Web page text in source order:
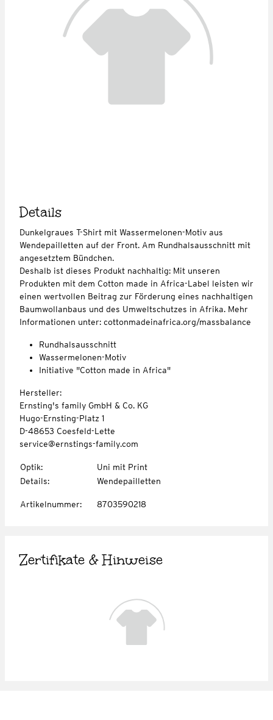
Details
Dunkelgraues T-Shirt mit Wassermelonen-Motiv aus
Wendepailletten auf der Front. Am Rundhalsausschnitt mit
angesetztem Bündchen.
Deshalb ist dieses Produkt nachhaltig: Mit unseren
Produkten mit dem Cotton made in Africa-Label leisten wir
einen wertvollen Beitrag zur Förderung eines nachhaltigen
Baumwollanbaus und des Umweltschutzes in Afrika. Mehr
Informationen unter: cottonmadeinafrica.org/massbalance
Rundhalsausschnitt
Wassermelonen-Motiv
Initiative "Cotton made in Africa"
Hersteller:
Ernsting's family GmbH & Co. KG
Hugo-Ernsting-Platz 1
D-48653 Coesfeld-Lette
service@ernstings-family.com
Optik:
Uni mit Print
Details: Wendepailletten
Artikelnummer: 8703590218
Zertifikate & Hinweise